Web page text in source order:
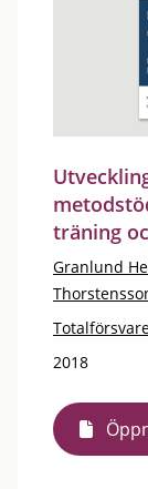
träning
Granlund
2018